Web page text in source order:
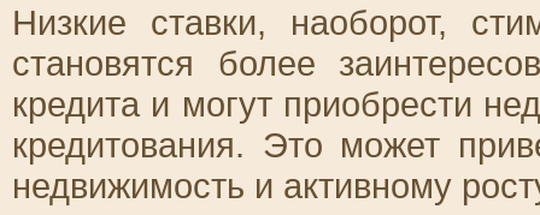
Низкие ставки, наоборот,
становятся более
кредита и могут приобрести
кредитования. Это может
недвижимость и активному